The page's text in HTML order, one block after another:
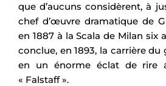
que d’aucuns considèrent, à
chef d’œuvre dramatique de
en 1887 à la Scala de Milan six
conclue, en 1893, la carrière
en un énorme éclat de rire
« Falstaff ».